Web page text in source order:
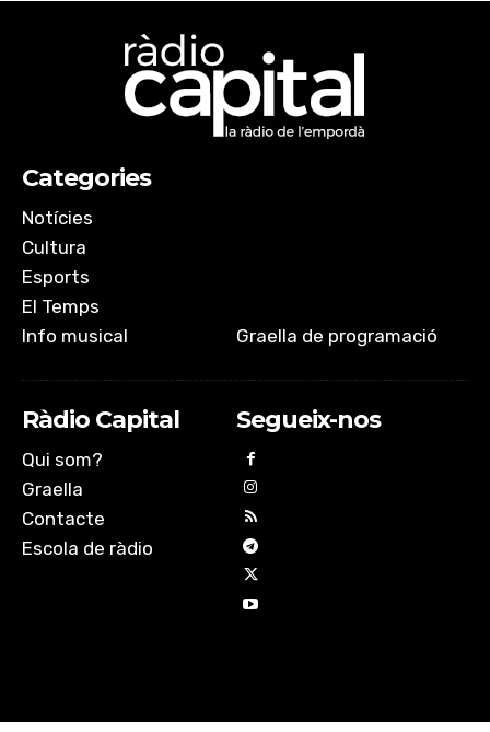
Categories
Notícies
Cultura
Esports
El Temps
Info musical
Graella de programació
Ràdio Capital
Qui som?
Graella
Contacte
Escola de ràdio
Segueix-nos